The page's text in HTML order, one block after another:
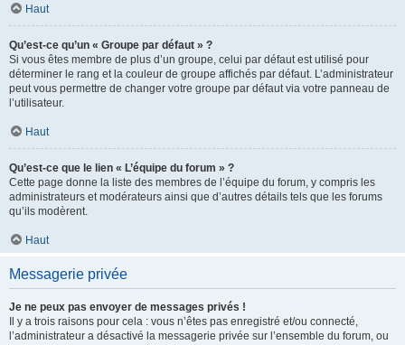
Haut
Qu’est-ce qu’un « Groupe par défaut » ?
Si vous êtes membre de plus d’un groupe, celui par défaut est utilisé pour
déterminer le rang et la couleur de groupe affichés par défaut. L’administrateur
peut vous permettre de changer votre groupe par défaut via votre panneau de
l’utilisateur.
Haut
Qu’est-ce que le lien « L’équipe du forum » ?
Cette page donne la liste des membres de l’équipe du forum, y compris les
administrateurs et modérateurs ainsi que d’autres détails tels que les forums
qu’ils modèrent.
Haut
Messagerie privée
Je ne peux pas envoyer de messages privés !
Il y a trois raisons pour cela : vous n’êtes pas enregistré et/ou connecté,
l’administrateur a désactivé la messagerie privée sur l’ensemble du forum, ou